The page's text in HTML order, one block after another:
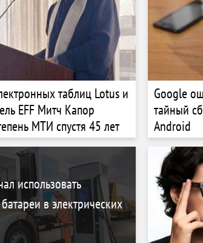
таблиц Lotus и
EFF Митч Капор
МТИ спустя 45 лет
Google
тайный
Android
использовать
в электрических